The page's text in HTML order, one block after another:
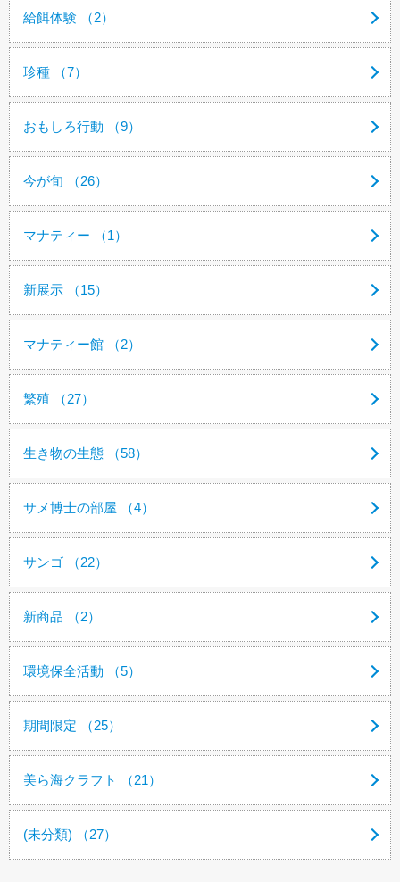
給餌体験 （2）
珍種 （7）
おもしろ行動 （9）
今が旬 （26）
マナティー （1）
新展示 （15）
マナティー館 （2）
繁殖 （27）
生き物の生態 （58）
サメ博士の部屋 （4）
サンゴ （22）
新商品 （2）
環境保全活動 （5）
期間限定 （25）
美ら海クラフト （21）
(未分類) （27）